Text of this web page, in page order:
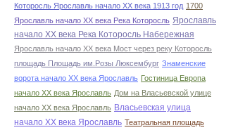
Которосль Ярославль начало ХХ века 1913 год 1700
Ярославль начало ХХ века Река Которосль Ярославль
начало ХХ века Река Которосль Набережная
Ярославль начало ХХ века Мост через реку Которосль
площадь Площадь им.Розы Люксембург Знаменские
ворота начало ХХ века Ярославль Гостиница Европа
начало ХХ века Ярославль Дом на Власьевской улице
начало ХХ века Ярославль Власьевская улица
начало ХХ века Ярославль Театральная площадь